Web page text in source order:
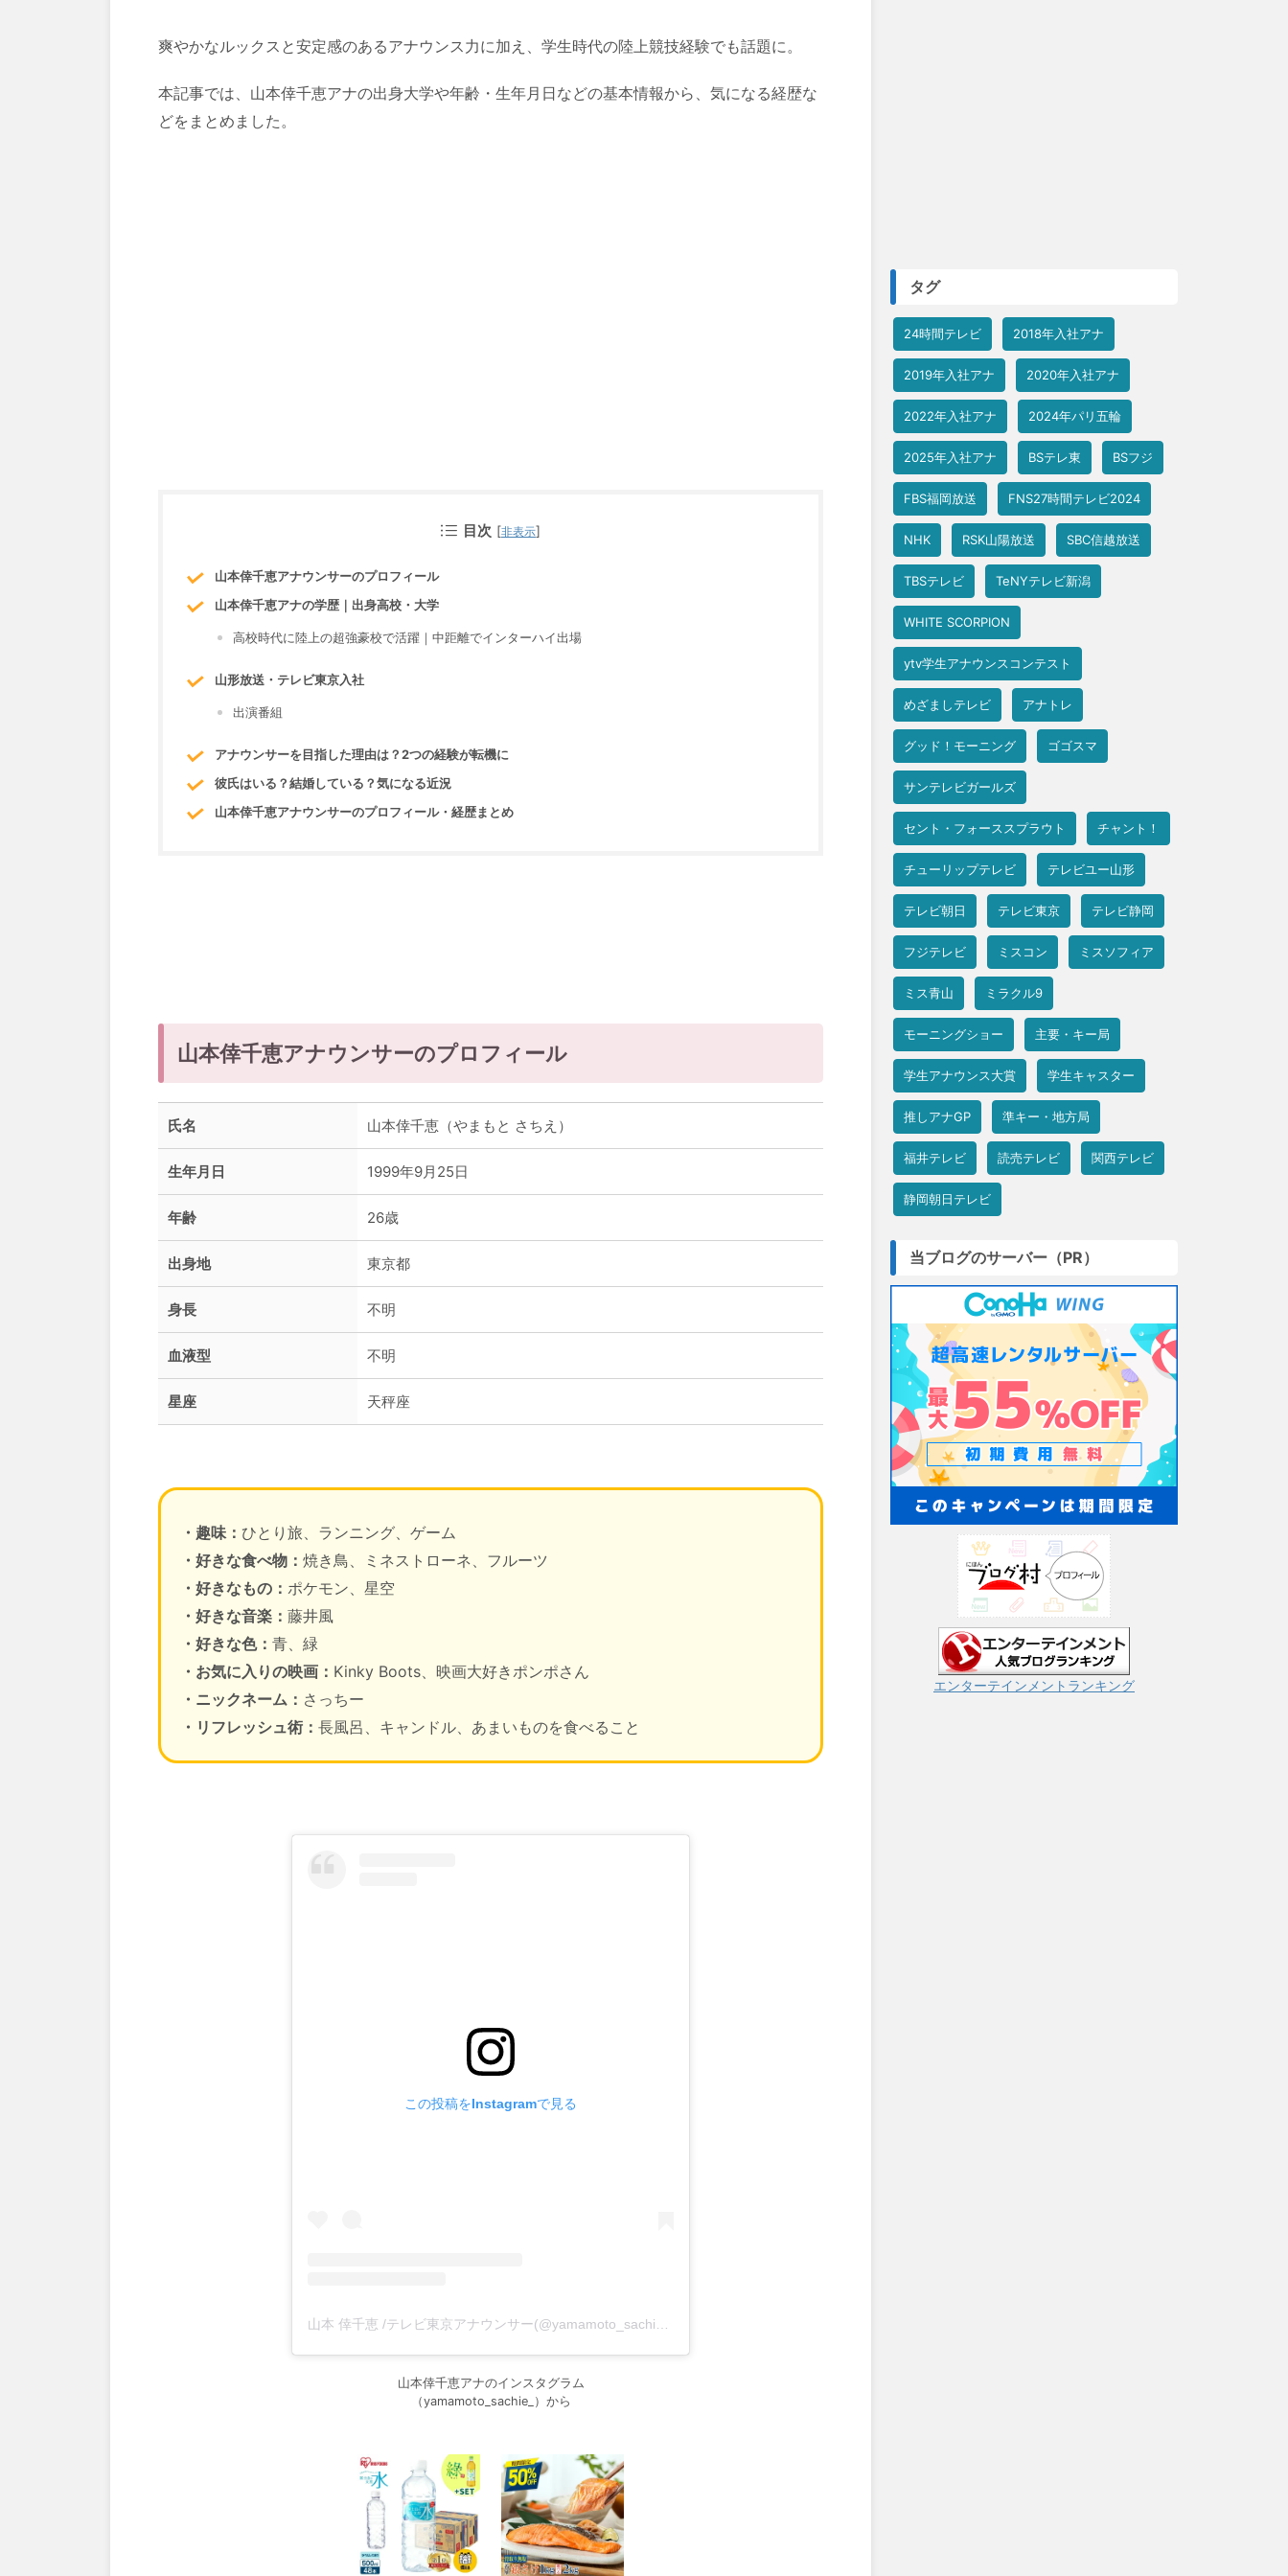
爽やかなルックスと安定感のあるアナウンス力に加え、学生時代の陸上競技経験でも話題に。
本記事では、山本倖千恵アナの出身大学や年齢・生年月日などの基本情報から、気になる経歴な
どをまとめました。
目次 [非表示]
山本倖千恵アナウンサーのプロフィール
山本倖千恵アナの学歴｜出身高校・大学
高校時代に陸上の超強豪校で活躍｜中距離でインターハイ出場
山形放送・テレビ東京入社
出演番組
アナウンサーを目指した理由は？2つの経験が転機に
彼氏はいる？結婚している？気になる近況
山本倖千恵アナウンサーのプロフィール・経歴まとめ
山本倖千恵アナウンサーのプロフィール
氏名 山本倖千恵（やまもと さちえ）
生年月日 1999年9月25日
年齢 26歳
出身地 東京都
身長 不明
血液型 不明
星座 天秤座
・趣味： ひとり旅、ランニング、ゲーム
・好きな食べ物： 焼き鳥、ミネストローネ、フルーツ
・好きなもの： ポケモン、星空
・好きな音楽： 藤井風
・好きな色： 青、緑
・お気に入りの映画： Kinky Boots、映画大好きポンポさん
・ニックネーム： さっちー
・リフレッシュ術： 長風呂、キャンドル、あまいものを食べること
この投稿をInstagramで見る
山本 倖千恵 /テレビ東京アナウンサー(@yamamoto_sachie_)がシェアした投稿
山本倖千恵アナのインスタグラム
（yamamoto_sachie_）から
タグ
24時間テレビ 2018年入社アナ
2019年入社アナ 2020年入社アナ
2022年入社アナ 2024年パリ五輪
2025年入社アナ BSテレ東 BSフジ
FBS福岡放送 FNS27時間テレビ2024
NHK RSK山陽放送 SBC信越放送
TBSテレビ TeNYテレビ新潟
WHITE SCORPION
ytv学生アナウンスコンテスト
めざましテレビ アナトレ
グッド！モーニング ゴゴスマ
サンテレビガールズ
セント・フォーススプラウト チャント！
チューリップテレビ テレビユー山形
テレビ朝日 テレビ東京 テレビ静岡
フジテレビ ミスコン ミスソフィア
ミス青山 ミラクル9
モーニングショー 主要・キー局
学生アナウンス大賞 学生キャスター
推しアナGP 準キー・地方局
福井テレビ 読売テレビ 関西テレビ
静岡朝日テレビ
当ブログのサーバー（PR）
エンターテインメントランキング